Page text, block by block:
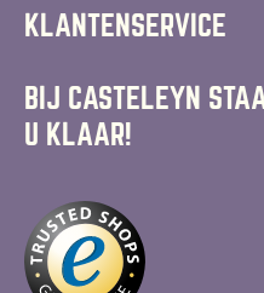
Autostoelen
Kinderstoelen
Babymode
Jellycat
KLANTENSERVICE
Over ons
Algemene voorwaarden
Betaalmethoden
BIJ CASTELEYN
U KLAAR!
Di - Za: 9:30 - 17:30
Zo: Gesloten